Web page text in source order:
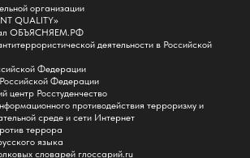
обучении
организации
QUALITY»
ОБЪЯСНЯЕМ.РФ
деятельности в Российской
Федерации
Федерации
центр Росстуденчество
противодействия терроризму и
среде и сети Интернет
террора
языка
словарей глоссарий.ru